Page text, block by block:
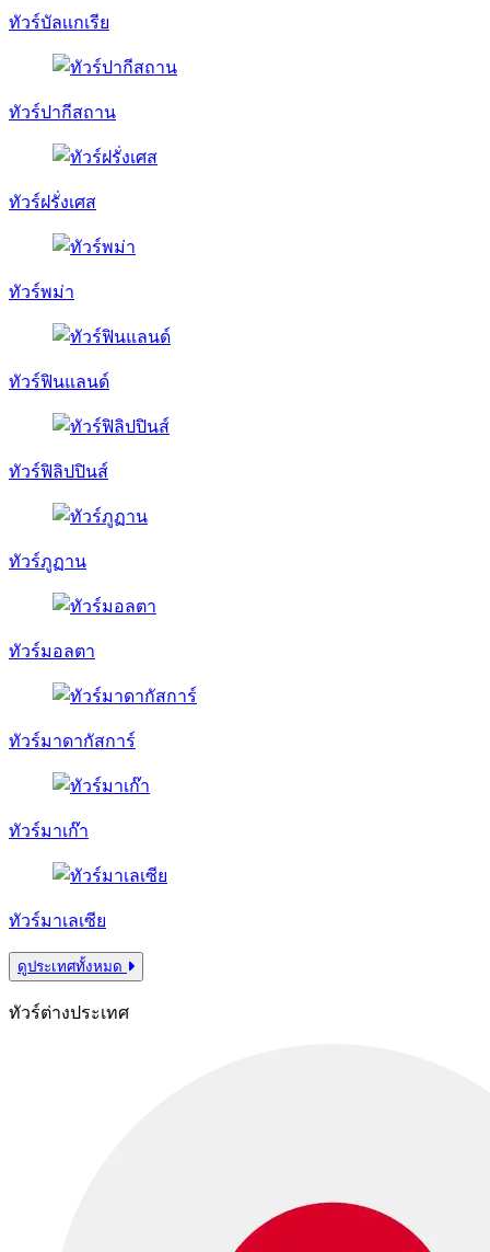
ทัวร์บัลเเกเรีย
ทัวร์ปากีสถาน
ทัวร์ฝรั่งเศส
ทัวร์พม่า
ทัวร์ฟินแลนด์
ทัวร์ฟิลิปปินส์
ทัวร์ภูฏาน
ทัวร์มอลตา
ทัวร์มาดากัสการ์
ทัวร์มาเก๊า
ทัวร์มาเลเซีย
ดูประเทศทั้งหมด
ทัวร์ต่างประเทศ